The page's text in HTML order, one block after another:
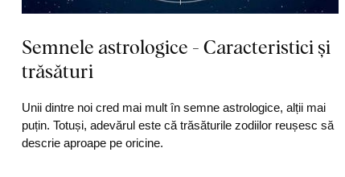
Semnele astrologice - Caracteristici și
trăsături
Unii dintre noi cred mai mult în semne astrologice, alții mai
puțin. Totuși, adevărul este că trăsăturile zodiilor reușesc să
descrie aproape pe oricine.